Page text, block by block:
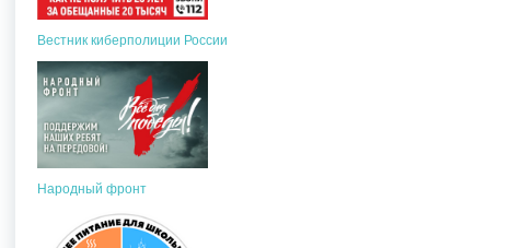
Вестник киберполиции России
Народный фронт